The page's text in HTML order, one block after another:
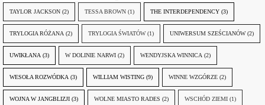
TAYLOR JACKSON (2) TESSA BROWN (1) THE INTERDEPENDENCY (3)
TRYLOGIA RÓŻANA (2) TRYLOGIA ŚWIATÓW (1) UNIWERSUM SZEŚCIANÓW (2)
UWIKŁANA (3) W DOLINIE NARWI (2) WENDYJSKA WINNICA (2)
WESOŁA ROZWÓDKA (3) WILLIAM WISTING (9) WINNE WZGÓRZE (2)
WOJNA W JANGBLIZJI (3) WOLNE MIASTO RADES (2) WSCHÓD ZIEMI (1)